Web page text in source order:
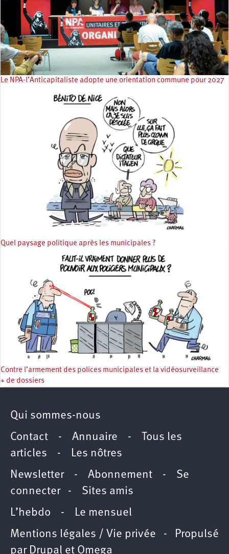
Le NPA-l’Anticapitaliste adopte une orientation commune pour 2027
Quel paysage politique après les municipales ?
Contre l’armement des polices municipales et la vidéosurveillance
+ de dossiers
Qui sommes-nous
Contact - Annuaire -
Tous les
articles - Les nôtres
Newsletter- Abonnement - Se
connecter- Sites amis
L’hebdo - Le mensuel
Mentions légales / Vie privée - Propulsé
par Drupal et Omega